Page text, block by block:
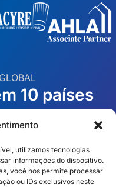
utilizamos tecnologias
informações do dispositivo.
você nos permite processar
ou IDs exclusivos neste
10 países
Irlanda
Polônia
Austrália